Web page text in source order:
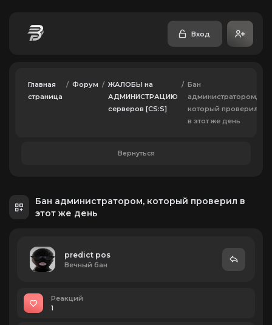
Вход
Главная
страница
/ Форум / ЖАЛОБЫ на
АДМИНИСТРАЦИЮ
серверов [CS:S]
/ Бан
администратором,
который проверил
в этот же день
Вернуться
Бан администратором, который проверил в
этот же день
predict pos
Вечный бан
Реакций
1